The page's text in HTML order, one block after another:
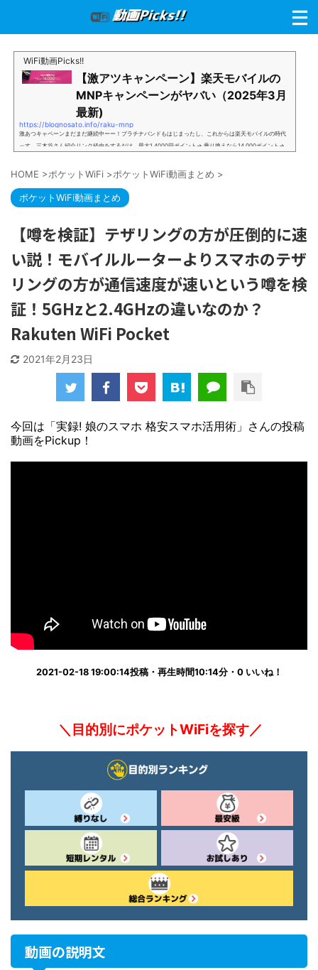
WiFi動画Picks!!
【激アツキャンペーン】楽天モバイルの
MNPキャンペーンがヤバい（2025年3月
最新)
https://blognosato.info/raku-mnp
激あつキャペーンまだまだ継続中ーー！プラチナバンドもはじまったし、これからは楽天モバイルの時代
っす。三木谷さん紹介リンク経由をするだけ。最大1,4000円ポイント→ 乗り換えなら14,000ポイント→
谷さんキャンペーン／2回線目以降でもOK再契約でもでもOK背水の陣の楽天モバイル。ついに「最後の賭
別招待ページから楽天モバイ...
HOME >ポケットWiFi >ポケットWiFi動画まとめ >
ポケットWiFi動画まとめ
【噂を検証】テザリングの方が圧倒的に速
い説！モバイルルーターよりスマホのテザ
リングの方が通信速度が速いという噂を検
証！5GHzと2.4GHzの違いなのか？
Rakuten WiFi Pocket
2021年2月23日
今回は「実録! 娘のスマホ 格安スマホ活用術」さんの投稿
動画をPickup！
2021-02-18 19:00:14投稿・再生時間10:14分・0 いいね！
＼目的別にポケットWiFiを探す／
動画の説明文